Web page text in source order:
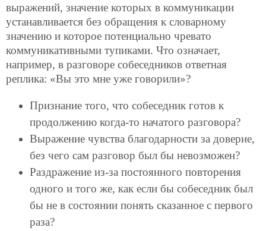
выражений, значение которых в коммуникации
устанавливается без обращения к словарному
значению и которое потенциально чревато
коммуникативными тупиками. Что означает,
например, в разговоре собеседников ответная
реплика: «Вы это мне уже говорили»?
Признание того, что собеседник готов к
продолжению когда-то начатого разговора?
Выражение чувства благодарности за доверие,
без чего сам разговор был бы невозможен?
Раздражение из-за постоянного повторения
одного и того же, как если бы собеседник был
бы не в состоянии понять сказанное с первого
раза?